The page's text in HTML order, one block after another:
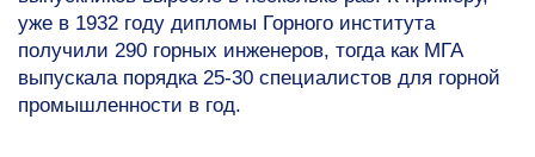
уже в 1932 году дипломы Горного института
получили 290 горных инженеров, тогда как МГА
выпускала порядка 25-30 специалистов для горной
промышленности в год.